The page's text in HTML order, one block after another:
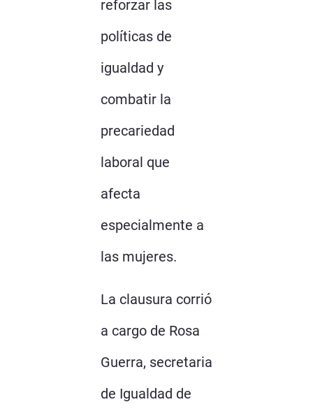
reforzar las
políticas de
igualdad y
combatir la
precariedad
laboral que
afecta
especialmente a
las mujeres.
La clausura corrió
a cargo de Rosa
Guerra, secretaria
de Igualdad de